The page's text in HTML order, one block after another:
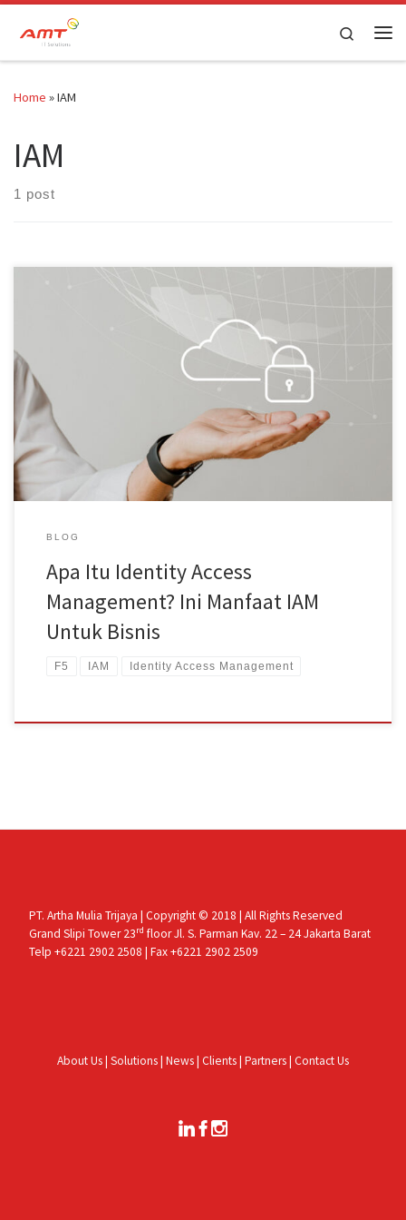
Skip to content Search
Home »IAM
IAM
1 post
Apa Itu Identity Access Management? Ini Manfaat IAM Untuk Bisnis
Identity Access Management adalah salah satu upaya untuk
mengamankan server perusahaan dari akses tidak berizin.
Nantinya, IAM akan mengidentifikasi setiap pengguna yang
melakukan aktivitas di dalam jaringan. Dengan menggunakan
Identity Access Management atau IAM, Anda akan memiliki akses
untuk memantau […]
BLOG
Apa Itu Identity Access
Management? Ini Manfaat IAM
Untuk Bisnis
F5 IAM Identity Access Management
PT. Artha Mulia Trijaya | Copyright © 2018 | All Rights Reserved
Grand Slipi Tower 23rd floor Jl. S. Parman Kav. 22 – 24 Jakarta Barat
Telp +6221 2902 2508 | Fax +6221 2902 2509
About Us| Solutions| News| Clients| Partners| Contact Us